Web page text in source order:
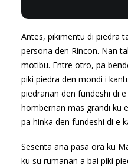
Antes, pikimentu di piedra
persona den Rincon. Nan
motibu. Entre otro, pa
piki piedra den mondi i
piedranan den fundeshi di
hombernan mas grandi ku
pa hinka den fundeshi di e
Sesenta aña pasa ora ku
ku su rumanan a bai piki